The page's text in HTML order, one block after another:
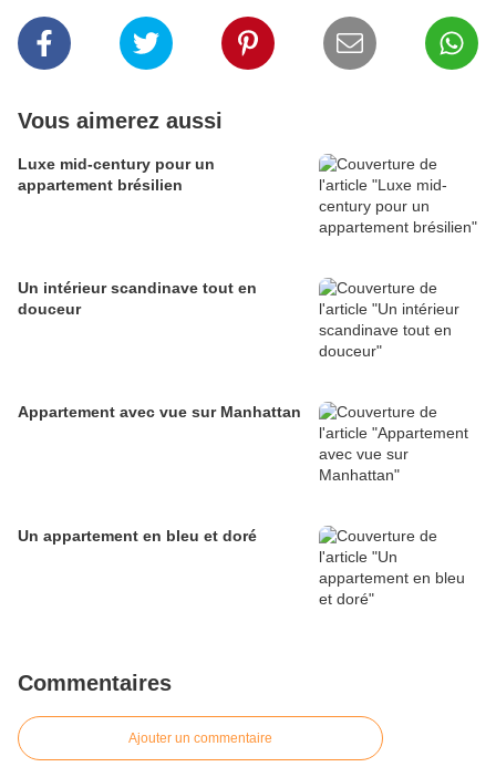
Vous aimerez aussi
Luxe mid-century pour un
appartement brésilien
Un intérieur scandinave tout en
douceur
Appartement avec vue sur Manhattan
Un appartement en bleu et doré
Commentaires
Ajouter un commentaire